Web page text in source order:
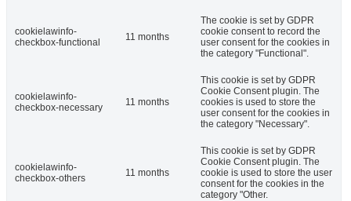
cookielawinfo-
checkbox-functional
11 months
The cookie is set by GDPR
cookie consent to record the
user consent for the cookies in
the category "Functional".
cookielawinfo-
checkbox-necessary
11 months
This cookie is set by GDPR
Cookie Consent plugin. The
cookies is used to store the
user consent for the cookies in
the category "Necessary".
cookielawinfo-
checkbox-others
11 months
This cookie is set by GDPR
Cookie Consent plugin. The
cookie is used to store the user
consent for the cookies in the
category "Other.